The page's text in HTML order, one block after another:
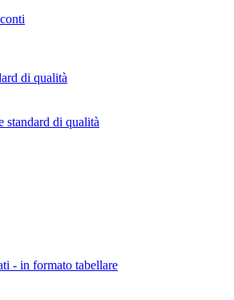
di qualità
standard di qualità
- in formato tabellare